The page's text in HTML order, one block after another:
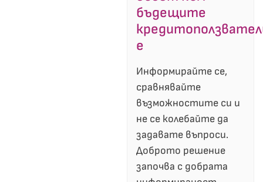
бъдещите
е
Информирайте се,
сравнявайте
възможностите си и
не се колебайте да
задавате въпроси.
Доброто решение
започва с добрата